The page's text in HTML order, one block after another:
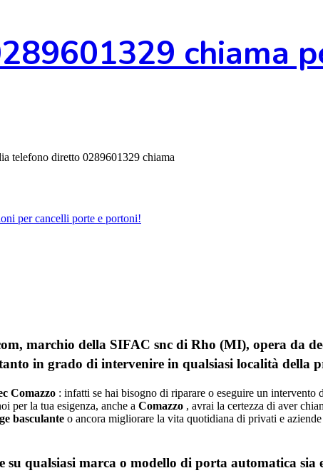
chiama
telefono diretto 0289601329 chiama
per cancelli porte e portoni!
marchio della SIFAC snc di Rho (MI), opera da
in grado di intervenire in qualsiasi località della
Comazzo : infatti se hai bisogno di riparare o eseguire un
per la tua esigenza, anche a Comazzo , avrai la certezza di aver
basculante o ancora migliorare la vita quotidiana di privati e
qualsiasi marca o modello di porta automatica sia